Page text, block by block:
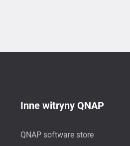
Inne witryny QNAP
QNAP software store